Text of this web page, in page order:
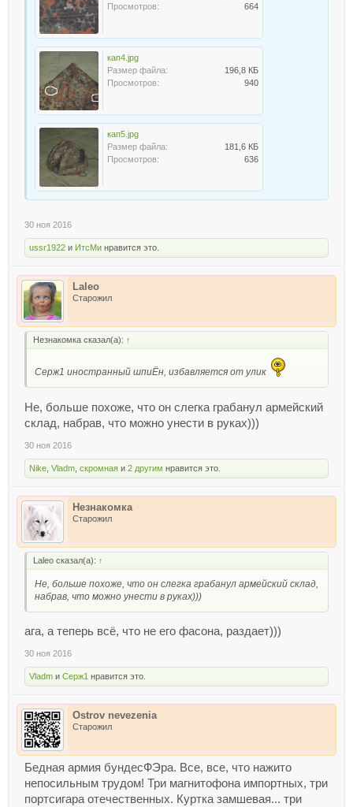
Просмотров:
664
кап4.jpg
Размер файла:
196,8 КБ
Просмотров:
940
кап5.jpg
Размер файла:
181,6 КБ
Просмотров:
636
30 ноя 2016
ussr1922 и ИтсМи нравится это.
Laleo
Старожил
Незнакомка сказал(а): ↑
Серж1 иностранный шпиЁн, избавляется от улик
Не, больше похоже, что он слегка грабанул армейский
склад, набрав, что можно унести в руках)))
30 ноя 2016
Nike Vladm скромная и 2 другим нравится это.
Незнакомка
Старожил
Laleo сказал(а): ↑
Не, больше похоже, что он слегка грабанул армейский склад,
набрав, что можно унести в руках)))
ага, а теперь всё, что не его фасона, раздает)))
30 ноя 2016
Vladm и Серж1 нравится это.
Ostrov nevezenia
Старожил
Бедная армия бундесФЭра. Все, все, что нажито
непосильным трудом! Три магнитофона импортных, три
портсигара отечественных. Куртка замшевая... три